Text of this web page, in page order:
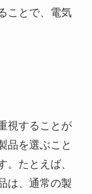
ことで、電気
視することが
品を選ぶこと
。たとえば、
は、通常の製